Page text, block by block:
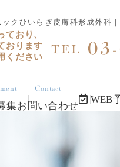
クひいらぎ皮膚科形成外科
ており、
おります
ください
TEL
集
Contact
お問い合わせ
WEB